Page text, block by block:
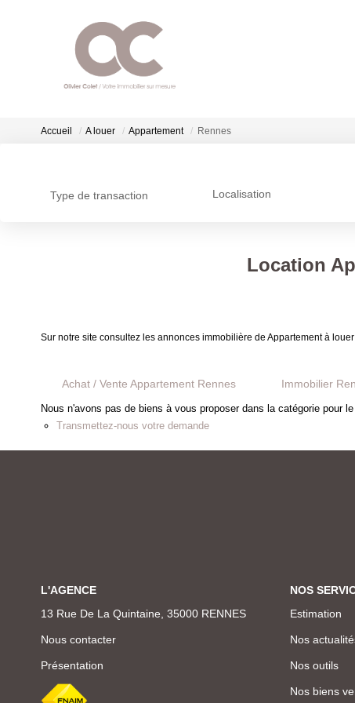
Accueil A louer Appartement Rennes
Type de transaction Localisation
Location
Sur notre site consultez les annonces immobilière de Appartement à
Achat / Vente Appartement Rennes Immobilier
Nous n'avons pas de biens à vous proposer dans la catégorie pour
Transmettez-nous votre demande
L'AGENCE
13 Rue De La Quintaine, 35000 RENNES
Nous contacter
Présentation
NOS
Estimation
Nos
Nos outils
Nos biens